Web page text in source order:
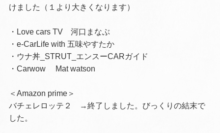
けました（１より大きくなります）
・Love cars TV 河口まなぶ
・e-CarLife with 五味やすたか
・ウナ丼_STRUT_エンスーCARガイド
・Carwow Mat watson
＜Amazon prime＞
バチェレロッテ２ →終了しました。びっくりの結末で
した。